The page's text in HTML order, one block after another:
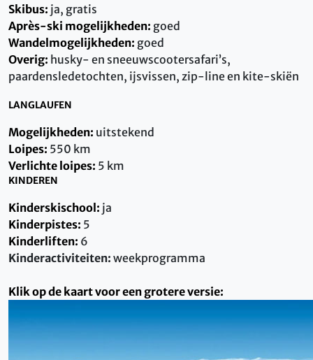
Skibus: ja, gratis
Après-ski mogelijkheden: goed
Wandelmogelijkheden: goed
Overig: husky- en sneeuwscootersafari’s,
paardensledetochten, ijsvissen, zip-line en kite-skiën
LANGLAUFEN
Mogelijkheden: uitstekend
Loipes: 550 km
Verlichte loipes: 5 km
KINDEREN
Kinderskischool: ja
Kinderpistes: 5
Kinderliften: 6
Kinderactiviteiten: weekprogramma
Klik op de kaart voor een grotere versie: